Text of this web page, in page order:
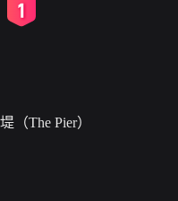
堤（The Pier）